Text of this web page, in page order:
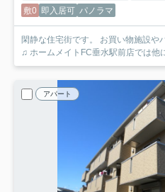
敷0 即入居可 パノラマ
閑静な住宅街です。 お買い物施設や
♫ ホームメイトFC垂水駅前店では他
アパート